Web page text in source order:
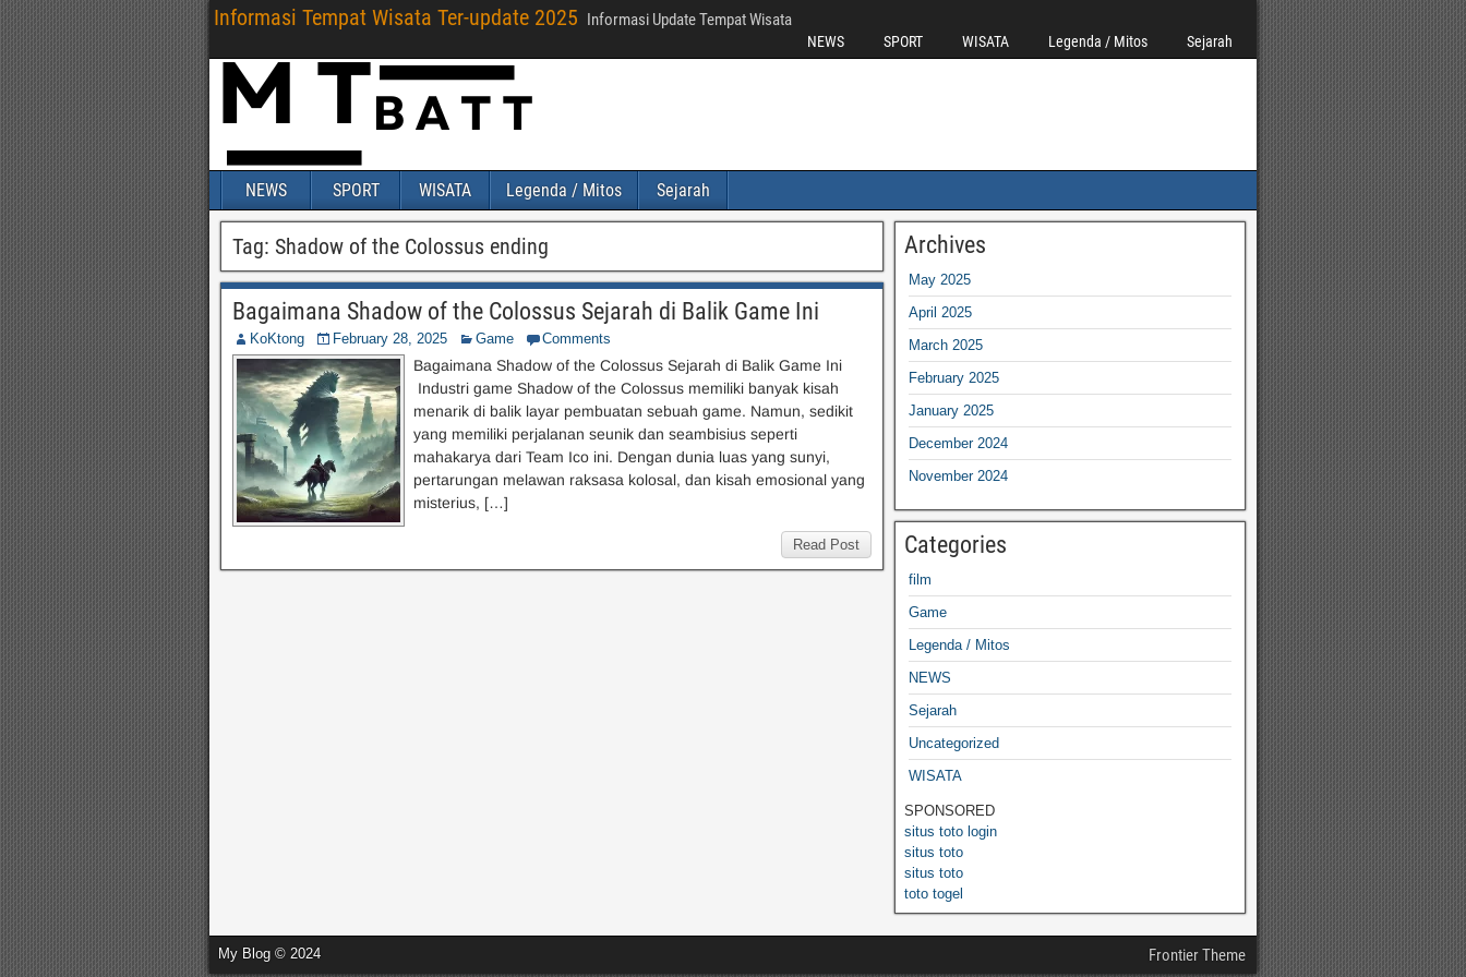
Informasi Tempat Wisata Ter-update 2025 Informasi Update Tempat Wisata
NEWS SPORT WISATA Legenda / Mitos Sejarah
NEWS SPORT WISATA Legenda / Mitos Sejarah
Tag: Shadow of the Colossus ending
Bagaimana Shadow of the Colossus Sejarah di Balik Game Ini
KoKtong February 28, 2025 Game Comments
Bagaimana Shadow of the Colossus Sejarah di Balik Game Ini
Industri game Shadow of the Colossus memiliki banyak kisah
menarik di balik layar pembuatan sebuah game. Namun, sedikit
yang memiliki perjalanan seunik dan seambisius seperti
mahakarya dari Team Ico ini. Dengan dunia luas yang sunyi,
pertarungan melawan raksasa kolosal, dan kisah emosional yang
misterius, […]
Read Post
Archives
May 2025
April 2025
March 2025
February 2025
January 2025
December 2024
November 2024
Categories
film
Game
Legenda / Mitos
NEWS
Sejarah
Uncategorized
WISATA
SPONSORED
situs toto login
situs toto
situs toto
toto togel
My Blog © 2024 Frontier Theme